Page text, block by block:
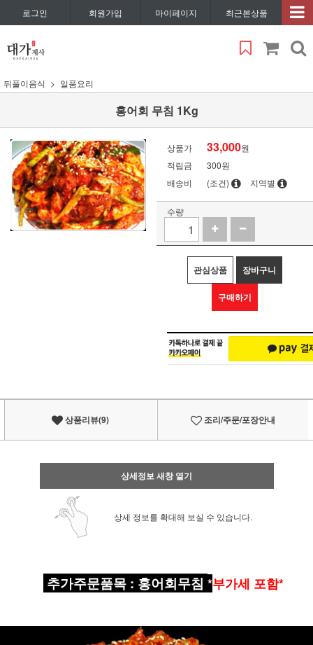
로그인 회원가입 마이페이지 최근본상품
뒤풀이음식 일품요리
홍어회 무침 1Kg
상품가 33,000원
적립금
300원
배송비
(조건) 지역별
수량
관심상품 장바구니
구매하기
상품리뷰(9) 조리/주문/포장안내
상세정보 새창 열기
상세 정보를 확대해 보실 수 있습니다.
추가주문품목: 홍어회무침 *부가세 포함*